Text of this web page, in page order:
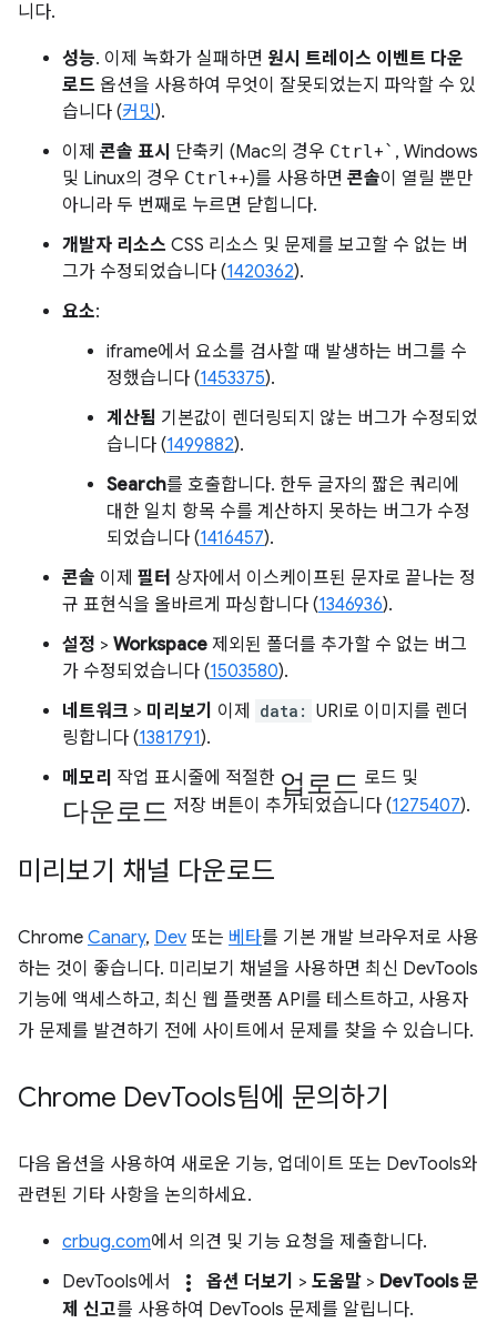
니다.
성능. 이제 녹화가 실패하면 원시 트레이스 이벤트 다운
로드 옵션을 사용하여 무엇이 잘못되었는지 파악할 수 있
습니다 (커밋).
이제 콘솔 표시 단축키 (Mac의 경우 Ctrl+ ` , Windows
및 Linux의 경우 Ctrl++)를 사용하면 콘솔이 열릴 뿐만
아니라 두 번째로 누르면 닫힙니다.
개발자 리소스 CSS 리소스 및 문제를 보고할 수 없는 버
그가 수정되었습니다 (1420362).
요소:
iframe에서 요소를 검사할 때 발생하는 버그를 수
정했습니다 (1453375).
계산됨 기본값이 렌더링되지 않는 버그가 수정되었
습니다 (1499882).
Search를 호출합니다. 한두 글자의 짧은 쿼리에
대한 일치 항목 수를 계산하지 못하는 버그가 수정
되었습니다 (1416457).
콘솔 이제 필터 상자에서 이스케이프된 문자로 끝나는 정
규 표현식을 올바르게 파싱합니다 (1346936).
설정 > Workspace 제외된 폴더를 추가할 수 없는 버그
가 수정되었습니다 (1503580).
네트워크 > 미리보기 이제 data: URI로 이미지를 렌더
링합니다 (1381791).
메모리 작업 표시줄에 적절한 업로드 로드 및
다운로드 저장 버튼이 추가되었습니다 (1275407).
미리보기 채널 다운로드
Chrome Canary, Dev 또는 베타를 기본 개발 브라우저로 사용
하는 것이 좋습니다. 미리보기 채널을 사용하면 최신 DevTools
기능에 액세스하고, 최신 웹 플랫폼 API를 테스트하고, 사용자
가 문제를 발견하기 전에 사이트에서 문제를 찾을 수 있습니다.
Chrome DevTools팀에 문의하기
다음 옵션을 사용하여 새로운 기능, 업데이트 또는 DevTools와
관련된 기타 사항을 논의하세요.
crbug.com에서 의견 및 기능 요청을 제출합니다.
DevTools에서
more_vert 옵션 더보기 > 도움말 > DevTools 문
제 신고를 사용하여 DevTools 문제를 알립니다.